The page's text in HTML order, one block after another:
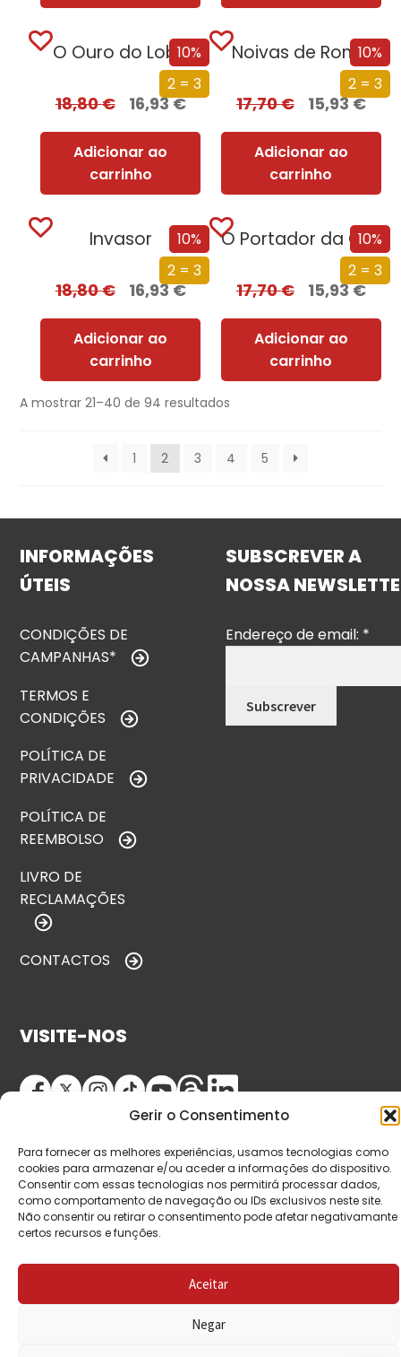
Gerir o Consentimento
Para fornecer as melhores experiências, usamos tecnologias como
cookies para armazenar e/ou aceder a informações do dispositivo.
Consentir com essas tecnologias nos permitirá processar dados,
como comportamento de navegação ou IDs exclusivos neste site.
Não consentir ou retirar o consentimento pode afetar negativamante
certos recursos e funções.
Aceitar
Negar
10%
2 = 3
O Ouro do Lobo
18,80€ 16,93€
Adicionar ao
carrinho
10%
2 = 3
Noivas de Roma
17,70€ 15,93€
Adicionar ao
carrinho
10%
2 = 3
Invasor
18,80€ 16,93€
Adicionar ao
carrinho
10%
2 = 3
O Portador da Chama
17,70€ 15,93€
Adicionar ao
carrinho
A mostrar 21–40 de 94 resultados
1 2 3 4 5
INFORMAÇÕES
ÚTEIS
CONDIÇÕES DE
CAMPANHAS*
TERMOS E
CONDIÇÕES
POLÍTICA DE
PRIVACIDADE
POLÍTICA DE
REEMBOLSO
LIVRO DE
RECLAMAÇÕES
CONTACTOS
SUBSCREVER A
NOSSA
Endereço de email: *
VISITE-NOS
© Copyright 2026 Saída de Emergência. Todos os
direitos reservados.